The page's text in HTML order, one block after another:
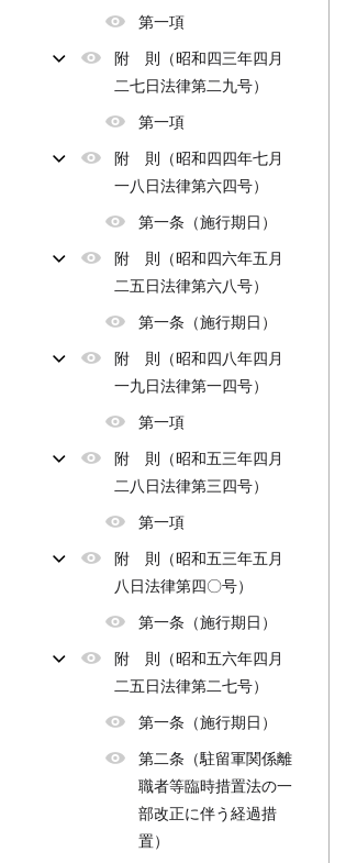
第一項
附 則（昭和四三年四月
二七日法律第二九号）
第一項
附 則（昭和四四年七月
一八日法律第六四号）
第一条（施行期日）
附 則（昭和四六年五月
二五日法律第六八号）
第一条（施行期日）
附 則（昭和四八年四月
一九日法律第一四号）
第一項
附 則（昭和五三年四月
二八日法律第三四号）
第一項
附 則（昭和五三年五月
八日法律第四〇号）
第一条（施行期日）
附 則（昭和五六年四月
二五日法律第二七号）
第一条（施行期日）
第二条（駐留軍関係離
職者等臨時措置法の一
部改正に伴う経過措
置）